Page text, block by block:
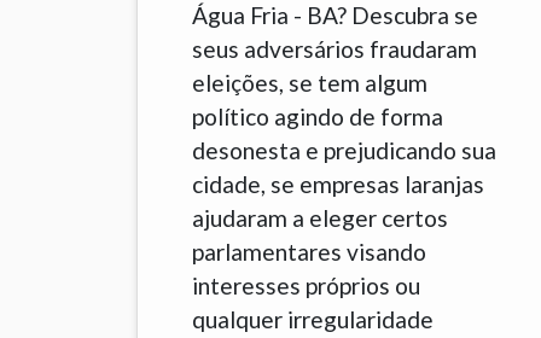
Água Fria - BA? Descubra se
seus adversários fraudaram
eleições, se tem algum
político agindo de forma
desonesta e prejudicando sua
cidade, se empresas laranjas
ajudaram a eleger certos
parlamentares visando
interesses próprios ou
qualquer irregularidade